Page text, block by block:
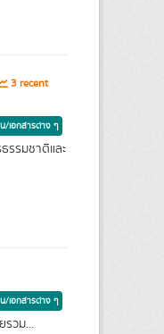
3 recent
/เอกสารต่าง ๆ
รรมชาติและ
/เอกสารต่าง ๆ
รวม...